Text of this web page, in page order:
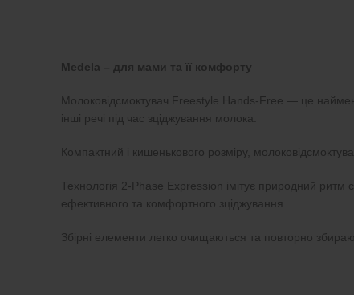
Medela – для мами та її комфорту
Молоковідсмоктувач Freestyle Hands-Free — це
інші речі під час зціджування молока.
Компактний і кишенькового розміру,
Технологія 2-Phase Expression імітує природний
ефективного та комфортного зціджування.
Збірні елементи легко очищаються та повторно